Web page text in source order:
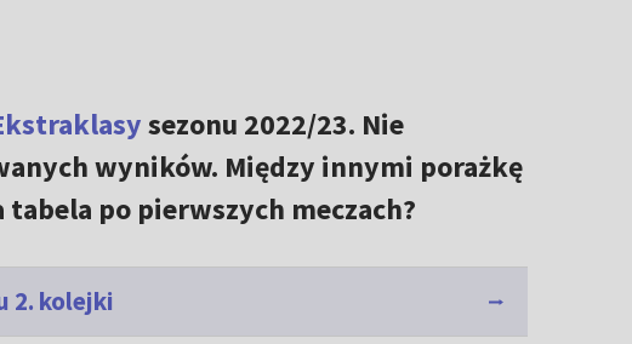
sezonu 2022/23. Nie
wyników. Między innymi porażkę
po pierwszych meczach?
2. kolejki